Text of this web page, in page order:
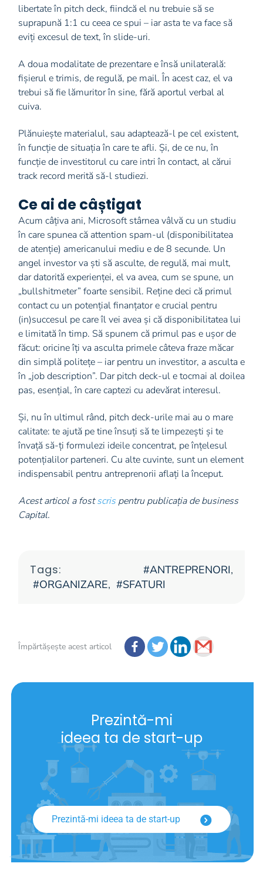
libertate în pitch deck, fiindcă el nu trebuie să se
suprapună 1:1 cu ceea ce spui – iar asta te va face să
eviți excesul de text, în slide-uri.
A doua modalitate de prezentare e însă unilaterală:
fișierul e trimis, de regulă, pe mail. În acest caz, el va
trebui să fie lămuritor în sine, fără aportul verbal al
cuiva.
Plănuiește materialul, sau adaptează-l pe cel existent,
în funcție de situația în care te afli. Și, de ce nu, în
funcție de investitorul cu care intri în contact, al cărui
track record merită să-l studiezi.
Ce ai de câștigat
Acum câțiva ani, Microsoft stârnea vâlvă cu un studiu
în care spunea că attention spam-ul (disponibilitatea
de atenție) americanului mediu e de 8 secunde. Un
angel investor va ști să asculte, de regulă, mai mult,
dar datorită experienței, el va avea, cum se spune, un
„bullshitmeter” foarte sensibil. Reține deci că primul
contact cu un potențial finanțator e crucial pentru
(in)succesul pe care îl vei avea și că disponibilitatea lui
e limitată în timp. Să spunem că primul pas e ușor de
făcut: oricine îți va asculta primele câteva fraze măcar
din simplă politețe – iar pentru un investitor, a asculta e
în „job description”. Dar pitch deck-ul e tocmai al doilea
pas, esențial, în care captezi cu adevărat interesul.
Și, nu în ultimul rând, pitch deck-urile mai au o mare
calitate: te ajută pe tine însuți să te limpezești și te
învață să-ți formulezi ideile concentrat, pe înțelesul
potențialilor parteneri. Cu alte cuvinte, sunt un element
indispensabil pentru antreprenorii aflați la început.
Acest articol a fostscrispentru publicația de business
Capital.
Tags: ANTREPRENORI,
ORGANIZARE, SFATURI
Împărtășește acest articol
Prezintă-mi
ideea ta de start-up
Prezintă-mi ideea ta de start-up